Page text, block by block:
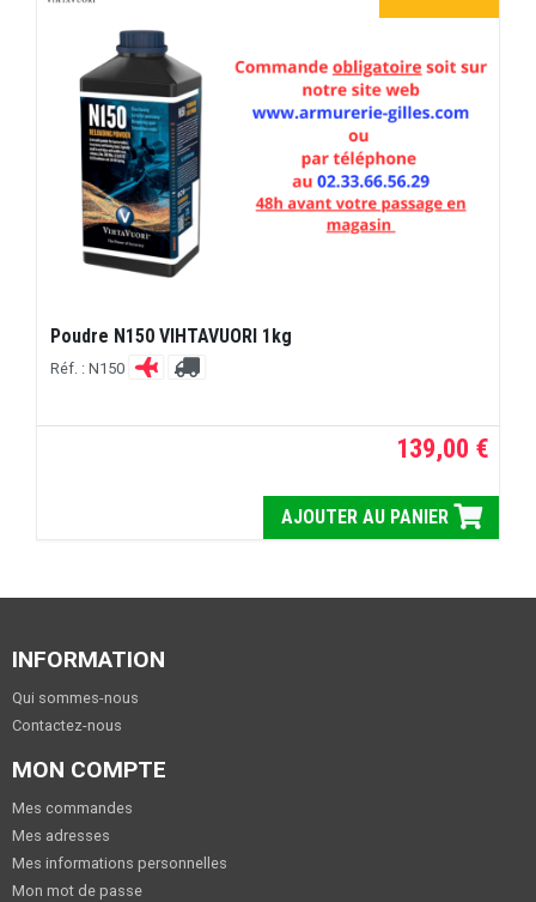
Poudre N150 VIHTAVUORI 1kg
Réf. : N150
139,00 €
AJOUTER AU PANIER
INFORMATION
Qui sommes-nous
Contactez-nous
MON COMPTE
Mes commandes
Mes adresses
Mes informations personnelles
Mon mot de passe